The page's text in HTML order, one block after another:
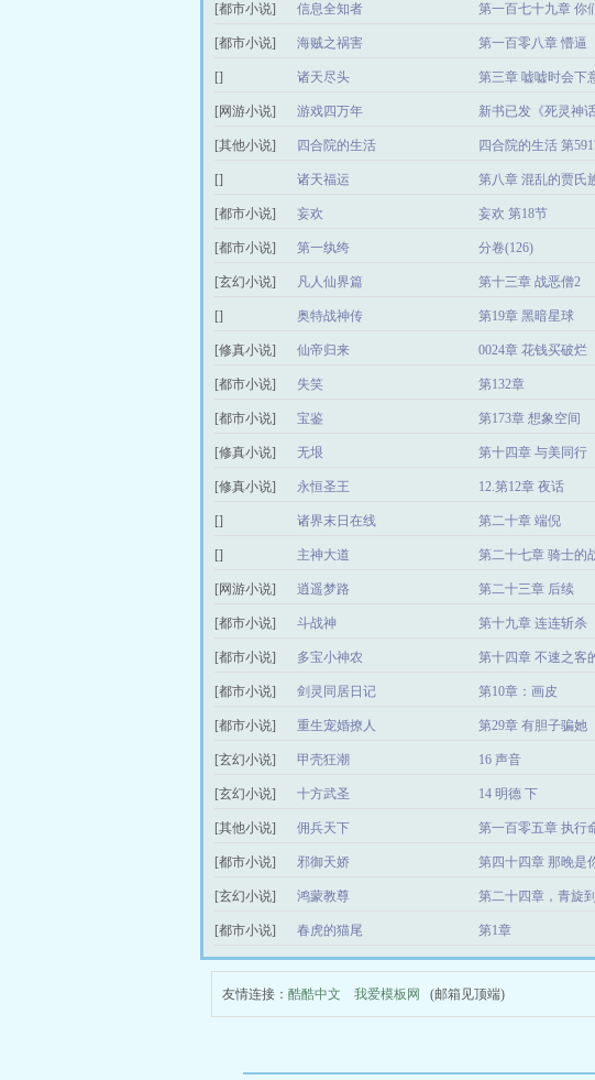
[都市小说] 信息全知者 第一百七十九章 你
[都市小说] 海贼之祸害 第一百零八章 懵逼
[] 诸天尽头 第三章 嘘嘘时会下
[网游小说] 游戏四万年 新书已发《死灵神
[其他小说] 四合院的生活 四合院的生活 第
[] 诸天福运 第八章 混乱的贾氏
[都市小说] 妄欢 妄欢 第18节
[都市小说] 第一纨绔 分卷(126)
[玄幻小说] 凡人仙界篇 第十三章 战恶僧2
[] 奥特战神传 第19章 黑暗星球
[修真小说] 仙帝归来 0024章 花钱买破烂
[都市小说] 失笑 第132章
[都市小说] 宝鉴 第173章 想象空间
[修真小说] 无垠 第十四章 与美同行
[修真小说] 永恒圣王 12.第12章 夜话
[] 诸界末日在线 第二十章 端倪
[] 主神大道 第二十七章 骑士的
[网游小说] 逍遥梦路 第二十三章 后续
[都市小说] 斗战神 第十九章 连连斩杀
[都市小说] 多宝小神农 第十四章 不速之客
[都市小说] 剑灵同居日记 第10章：画皮
[都市小说] 重生宠婚撩人 第29章 有胆子骗她
[玄幻小说] 甲壳狂潮 16 声音
[玄幻小说] 十方武圣 14 明德 下
[其他小说] 佣兵天下 第一百零五章 执行
[都市小说] 邪御天娇 第四十四章 那晚是
[玄幻小说] 鸿蒙教尊 第二十四章，青旋
[都市小说] 春虎的猫尾 第1章
友情连接： 酷酷中文 我爱模板网 (邮箱见顶端)